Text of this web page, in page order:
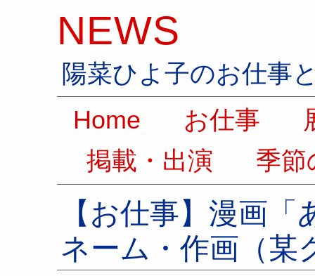
NEWS
陽菜ひよ子のお仕事
Home
お仕事
掲載・出演
季節
【お仕事】漫画
ネーム・作画（某